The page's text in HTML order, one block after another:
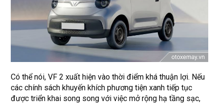
Có thể nói, VF 2 xuất hiện vào thời điểm khá thuận lợi. Nếu
các chính sách khuyến khích phương tiện xanh tiếp tục
được triển khai song song với việc mở rộng hạ tầng sạc,